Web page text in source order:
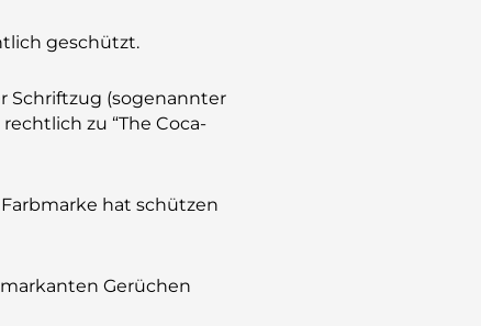
geschützt.
Schriftzug (sogenannter
zu “The Coca-
hat schützen
Gerüchen